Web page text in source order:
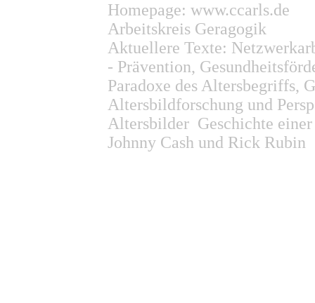
Homepage: www.ccarls.de
Arbeitskreis Geragogik
Aktuellere Texte:
- Prävention,
Paradoxe des Altersbegriffs,
Altersbildforschung und
Altersbilder Geschichte
Johnny Cash und Rick Rubin